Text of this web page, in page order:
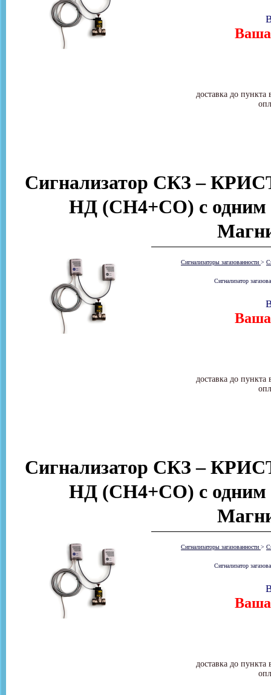
Ваша
доставка до
Сигнализатор СКЗ –
НД (СН4+CO) с одним
Сигнализаторы загазованности >
Сигнализатор
Ваша
доставка до
Сигнализатор СКЗ –
НД (СН4+CO) с одним
Сигнализаторы загазованности >
Сигнализатор
Ваша
доставка до